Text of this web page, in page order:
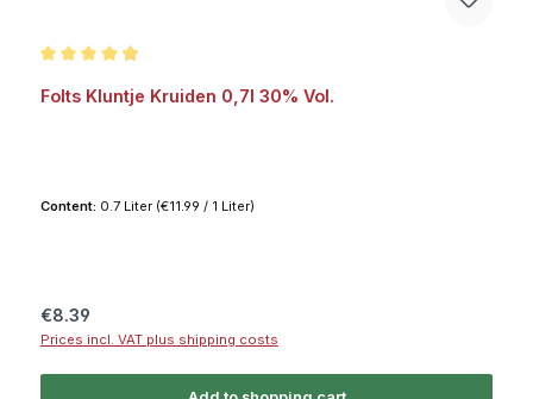
Folts Kluntje Kruiden 0,7l 30% Vol.
Content: 0.7 Liter (€11.99 / 1 Liter)
Regular price:
€8.39
Prices incl. VAT plus shipping costs